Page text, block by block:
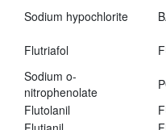
Sodium hypochlorite
Flutriafol
Sodium o-
nitrophenolate
Flutolanil